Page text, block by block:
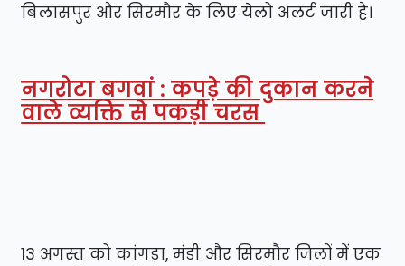
बिलासपुर और सिरमौर के लिए येलो अलर्ट जारी है।
नगरोटा बगवां : कपड़े की दुकान करने
वाले व्यक्ति से पकड़ी चरस
13 अगस्त को कांगड़ा, मंडी और सिरमौर जिलों में एक